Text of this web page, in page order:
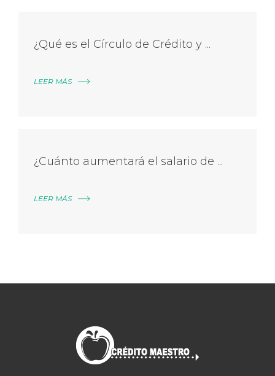
¿Qué es el Círculo de Crédito y ...
LEER MÁS
¿Cuánto aumentará el salario de ...
LEER MÁS